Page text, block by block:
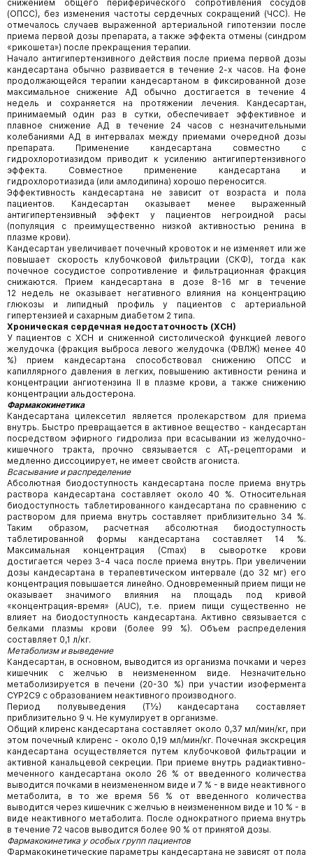
снижением общего периферического сопротивления сосудов
(ОПСС), без изменения частоты сердечных сокращений (ЧСС). Не
отмечалось случаев выраженной артериальной гипотензии после
приема первой дозы препарата, а также эффекта отмены (синдром
«рикошета») после прекращения терапии.
Начало антигипертензивного действия после приема первой дозы
кандесартана обычно развивается в течение 2-х часов. На фоне
продолжающейся терапии кандесартаном в фиксированной дозе
максимальное снижение АД обычно достигается в течение 4
недель и сохраняется на протяжении лечения. Кандесартан,
принимаемый один раз в сутки, обеспечивает эффективное и
плавное снижение АД в течение 24 часов с незначительными
колебаниями АД в интервалах между приемами очередной дозы
препарата. Применение кандесартана совместно с
гидрохлоротиазидом приводит к усилению антигипертензивного
эффекта. Совместное применение кандесартана и
гидрохлоротиазида (или амлодипина) хорошо переносится.
Эффективность кандесартана не зависит от возраста и пола
пациентов. Кандесартан оказывает менее выраженный
антигипертензивный эффект у пациентов негроидной расы
(популяция с преимущественно низкой активностью ренина в
плазме крови).
Кандесартан увеличивает почечный кровоток и не изменяет или же
повышает скорость клубочковой фильтрации (СКФ), тогда как
почечное сосудистое сопротивление и фильтрационная фракция
снижаются. Прием кандесартана в дозе 8-16 мг в течение
12 недель не оказывает негативного влияния на концентрацию
глюкозы и липидный профиль у пациентов с артериальной
гипертензией и сахарным диабетом 2 типа.
Хроническая сердечная недостаточность (ХСН)
У пациентов с ХСН и сниженной систолической функцией левого
желудочка (фракция выброса левого желудочка (ФВЛЖ) менее 40
%) прием кандесартана способствовал снижению ОПСС и
капиллярного давления в легких, повышению активности ренина и
концентрации ангиотензина II в плазме крови, а также снижению
концентрации альдостерона.
Фармакокинетика
Кандесартана цилексетил является пролекарством для приема
внутрь. Быстро превращается в активное вещество - кандесартан
посредством эфирного гидролиза при всасывании из желудочно-
кишечного тракта, прочно связывается с АТ₁-рецепторами и
медленно диссоциирует, не имеет свойств агониста.
Всасывание и распределение
Абсолютная биодоступность кандесартана после приема внутрь
раствора кандесартана составляет около 40 %. Относительная
биодоступность таблетированного кандесартана по сравнению с
раствором для приема внутрь составляет приблизительно 34 %.
Таким образом, расчетная абсолютная биодоступность
таблетированной формы кандесартана составляет 14 %.
Максимальная концентрация (Сmax) в сыворотке крови
достигается через 3-4 часа после приема внутрь. При увеличении
дозы кандесартана в терапевтическом интервале (до 32 мг) его
концентрация повышается линейно. Одновременный прием пищи не
оказывает значимого влияния на площадь под кривой
«концентрация-время» (AUC), т.е. прием пищи существенно не
влияет на биодоступность кандесартана. Активно связывается с
белками плазмы крови (более 99 %). Объем распределения
составляет 0,1 л/кг.
Метаболизм и выведение
Кандесартан, в основном, выводится из организма почками и через
кишечник с желчью в неизмененном виде. Незначительно
метаболизируется в печени (20-30 %) при участии изофермента
CYP2С9 с образованием неактивного производного.
Период полувыведения (Т½) кандесартана составляет
приблизительно 9 ч. Не кумулирует в организме.
Общий клиренс кандесартана составляет около 0,37 мл/мин/кг, при
этом почечный клиренс - около 0,19 мл/мин/кг. Почечная экскреция
кандесартана осуществляется путем клубочковой фильтрации и
активной канальцевой секреции. При приеме внутрь радиактивно-
меченного кандесартана около 26 % от введенного количества
выводится почками в неизмененном виде и 7 % - в виде неактивного
метаболита, в то же время 56 % от введенного количества
выводится через кишечник с желчью в неизмененном виде и 10 % - в
виде неактивного метаболита. После однократного приема внутрь
в течение 72 часов выводится более 90 % от принятой дозы.
Фармакокинетика у особых групп пациентов
Фармакокинетические параметры кандесартана не зависят от пола